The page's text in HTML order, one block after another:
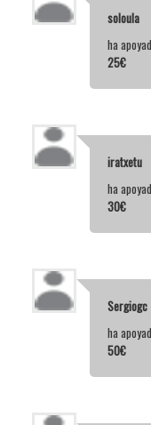
soloula
ha
25€
iratxetu
ha
30€
Sergiogc
ha
50€